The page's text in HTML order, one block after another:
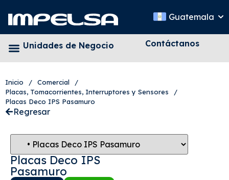
Guatemala
Unidades de Negocio Contáctanos
Inicio / Comercial
/
Placas, Tomacorrientes, Interruptores y Sensores
/
Placas Deco IPS Pasamuro
Regresar
Placas Deco IPS
Pasamuro